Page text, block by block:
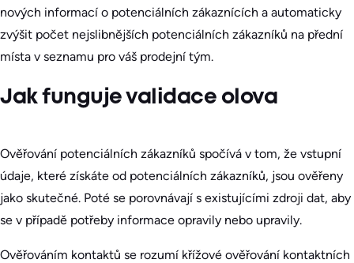
nových informací o potenciálních zákaznících a automaticky
zvýšit počet nejslibnějších potenciálních zákazníků na přední
místa v seznamu pro váš prodejní tým.
Jak funguje validace olova
Ověřování potenciálních zákazníků spočívá v tom, že vstupní
údaje, které získáte od potenciálních zákazníků, jsou ověřeny
jako skutečné. Poté se porovnávají s existujícími zdroji dat, aby
se v případě potřeby informace opravily nebo upravily.
Ověřováním kontaktů se rozumí křížové ověřování kontaktních